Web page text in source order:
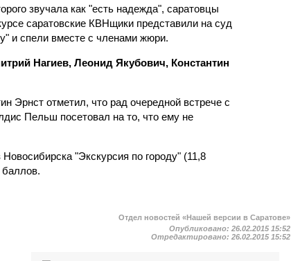
звучала как "есть надежда", саратовцы
саратовские КВНщики представили на суд
и спели вместе с членами жюри.
Нагиев, Леонид Якубович, Константин
Эрнст отметил, что рад очередной встрече с
Пельш посетовал на то, что ему не
"Экскурсия по городу" (11,8
баллов.
Отдел новостей «Нашей версии в Саратове»
Опубликовано:26.02.2015 15:52
Отредактировано:26.02.2015 15:52